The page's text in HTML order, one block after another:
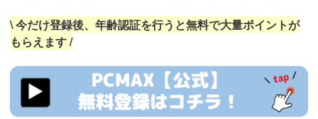
\ 今だけ登録後、年齢認証を行うと無料で大量ポイントが
もらえます /
https://pcmax.jp/lp/?
ad_id=rm327007